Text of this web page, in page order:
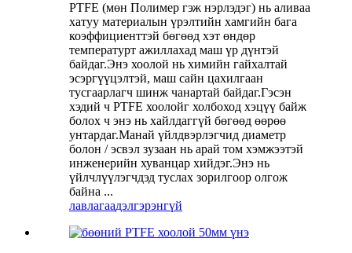
PTFE (мөн Полимер гэж нэрлэдэг) нь аливаа
хатуу материалын үрэлтийн хамгийн бага
коэффициенттэй бөгөөд хэт өндөр
температурт ажиллахад маш үр дүнтэй
байдаг.Энэ хоолой нь химийн гайхалтай
эсэргүүцэлтэй, маш сайн цахилгаан
тусгаарлагч шинж чанартай байдаг.Гэсэн
хэдий ч PTFE хоолойг холбоход хэцүү байж
болох ч энэ нь хайлдаггүй бөгөөд өөрөө
унтардаг.Манай үйлдвэрлэгчид диаметр
болон / эсвэл зузаан нь арай том хэмжээтэй
инженерийн хуванцар хийдэг.Энэ нь
үйлчлүүлэгчдэд туслах зорилгоор олгож
байна ...
лавлагаадэлгэрэнгүй